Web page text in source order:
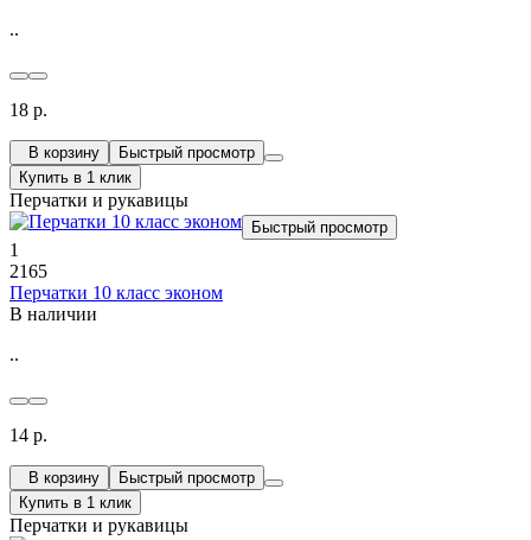
..
18 р.
В корзину
Быстрый просмотр
Купить в 1 клик
Перчатки и рукавицы
Быстрый просмотр
1
2165
Перчатки 10 класс эконом
В наличии
..
14 р.
В корзину
Быстрый просмотр
Купить в 1 клик
Перчатки и рукавицы